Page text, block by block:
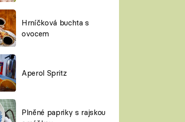
Hrníčková buchta s
ovocem
Aperol Spritz
Plněné papriky s rajskou